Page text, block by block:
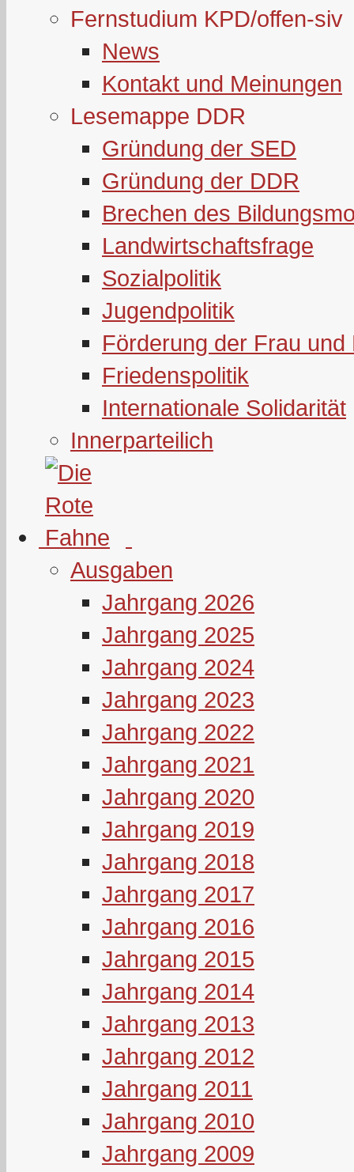
Fernstudium KPD/offen-siv
News
Kontakt und Meinungen
Lesemappe DDR
Gründung der SED
Gründung der DDR
Brechen des
Landwirtschaftsfrage
Sozialpolitik
Jugendpolitik
Förderung der Frau und
Friedenspolitik
Internationale Solidarität
Innerparteilich
Ausgaben
Jahrgang 2026
Jahrgang 2025
Jahrgang 2024
Jahrgang 2023
Jahrgang 2022
Jahrgang 2021
Jahrgang 2020
Jahrgang 2019
Jahrgang 2018
Jahrgang 2017
Jahrgang 2016
Jahrgang 2015
Jahrgang 2014
Jahrgang 2013
Jahrgang 2012
Jahrgang 2011
Jahrgang 2010
Jahrgang 2009